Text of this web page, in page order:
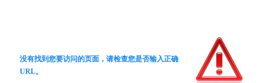
没有找到您要访问的页面，请检查您是否输入正确
URL。